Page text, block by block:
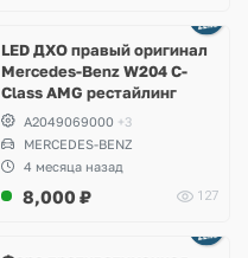
LED ДХО правый оригинал
Mercedes-Benz W204 C-
Class AMG рестайлинг
A2049069000 +3
MERCEDES-BENZ
4 месяца назад
8,000 ₽ 127